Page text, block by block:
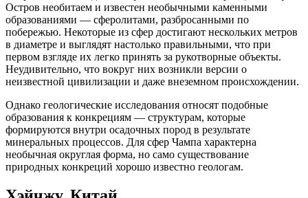
Остров необитаем и известен необычными каменными
образованиями — сферолитами, разбросанными по
побережью. Некоторые из сфер достигают нескольких метров
в диаметре и выглядят настолько правильными, что при
первом взгляде их легко принять за рукотворные объекты.
Неудивительно, что вокруг них возникли версии о
неизвестной цивилизации и даже внеземном происхождении.
Однако геологические исследования относят подобные
образования к конкрециям — структурам, которые
формируются внутри осадочных пород в результате
минеральных процессов. Для сфер Чампа характерна
необычная округлая форма, но само существование
природных конкреций хорошо известно геологам.